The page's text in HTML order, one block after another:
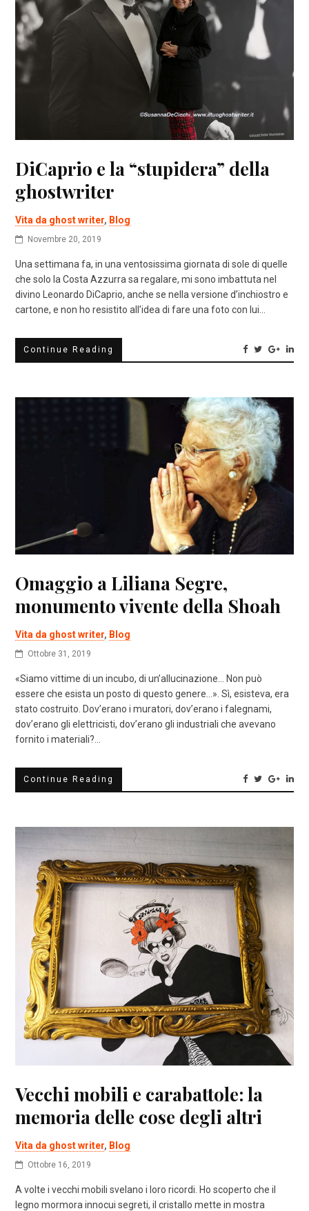
DiCaprio e la “stupidera” della
ghostwriter
Vita da ghost writer, Blog
Novembre 20, 2019
Una settimana fa, in una ventosissima giornata di sole di quelle
che solo la Costa Azzurra sa regalare, mi sono imbattuta nel
divino Leonardo DiCaprio, anche se nella versione d’inchiostro e
cartone, e non ho resistito all’idea di fare una foto con lui…
Continue Reading
Omaggio a Liliana Segre,
monumento vivente della Shoah
Vita da ghost writer, Blog
Ottobre 31, 2019
«Siamo vittime di un incubo, di un’allucinazione… Non può
essere che esista un posto di questo genere…». Sì, esisteva, era
stato costruito. Dov’erano i muratori, dov’erano i falegnami,
dov’erano gli elettricisti, dov’erano gli industriali che avevano
fornito i materiali?…
Continue Reading
Vecchi mobili e carabattole: la
memoria delle cose degli altri
Vita da ghost writer, Blog
Ottobre 16, 2019
A volte i vecchi mobili svelano i loro ricordi. Ho scoperto che il
legno mormora innocui segreti, il cristallo mette in mostra